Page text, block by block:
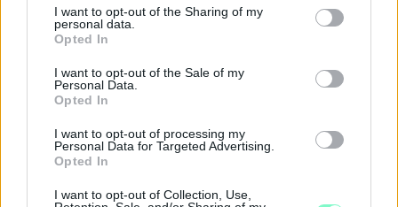
not limited to your visit or usage behaviour. You may click to
grant or deny consent to Google and its third-party tags to
use your data for below specified purposes in below Google
consent section.
I want to opt-out of the Sharing of my
personal data.
Opted In
I want to opt-out of the Sale of my
Personal Data.
Opted In
I want to opt-out of processing my
Personal Data for Targeted Advertising.
Opted In
I want to opt-out of Collection, Use,
KÁNIKULA 2026 - ENYHÜL A HŐSÉG, DE MÉG
NINCS VÉGE: SZOMBATTÓL MÁR “CSAK”
MÁSODFOKÚ RIASZTÁS LESZ ÉRVÉNYBEN
A július vége óta tartó harmadfokú hőségriasztást mérséklik, de
a tartós meleg miatt továbbra is fokozott óvatosságra van
Szólj hozzá!